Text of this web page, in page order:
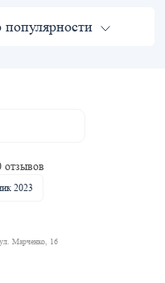
отзывов
2023
Марченко, 16